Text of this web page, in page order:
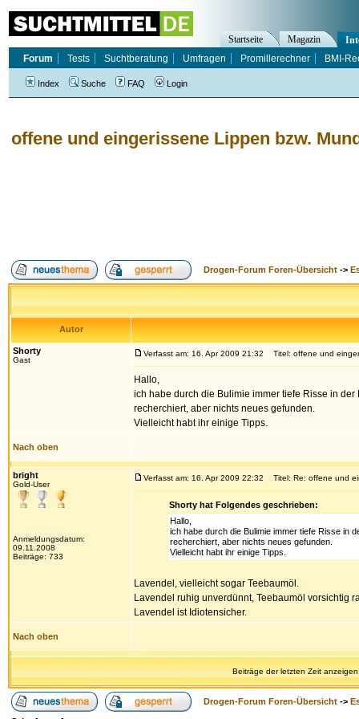
offene und eingerissene Lippen bzw.
Drogen-Forum Foren-Übersicht ->
Autor
Shorty
Gast
Verfasst am: 16. Apr 2009 21:32 Titel: offene und
Hallo,
ich habe durch die Bulimie immer tiefe Risse in
recherchiert, aber nichts neues gefunden.
Vielleicht habt ihr einige Tipps.
Nach oben
bright
Gold-User
Anmeldungsdatum:
09.11.2008
Beiträge: 733
Verfasst am: 16. Apr 2009 22:32 Titel: Re: offene und
Shorty hat Folgendes geschrieben:
Hallo,
ich habe durch die Bulimie immer tiefe Risse in
recherchiert, aber nichts neues gefunden.
Vielleicht habt ihr einige Tipps.
Lavendel, vielleicht sogar Teebaumöl.
Lavendel ruhig unverdünnt, Teebaumöl vorsichtig
Lavendel ist Idiotensicher.
Nach oben
Beiträge der letzten Zeit
Drogen-Forum Foren-Übersicht ->
Startseite Magazin
Forum
Tests Suchtberatung Umfragen Promillerechner BMI-
Index Suche FAQ Login